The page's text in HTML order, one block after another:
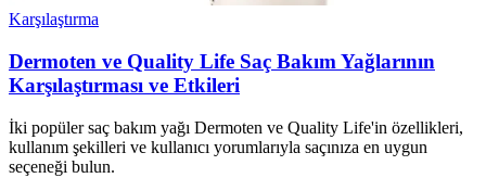
Karşılaştırma
Dermoten ve Quality Life Saç Bakım Yağlarının
Karşılaştırması ve Etkileri
İki popüler saç bakım yağı Dermoten ve Quality Life'in özellikleri,
kullanım şekilleri ve kullanıcı yorumlarıyla saçınıza en uygun
seçeneği bulun.